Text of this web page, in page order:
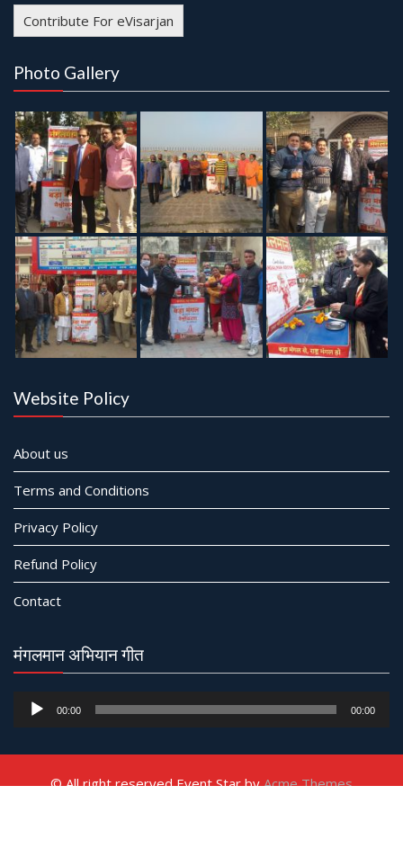
Contribute For eVisarjan
Photo Gallery
Website Policy
About us
Terms and Conditions
Privacy Policy
Refund Policy
Contact
मंगलमान अभियान गीत
Audio
00:00 00:00
© All right reserved Event Star byAcme Themes